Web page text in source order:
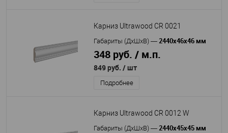
Карниз Ultrawood CR 0021
Габариты (ДхШхВ) — 2440x46x46 мм
348 руб. / м.п.
849 руб. / шт
Подробнее
Карниз Ultrawood CR 0012 W
Габариты (ДхШхВ) — 2440x45x45 мм